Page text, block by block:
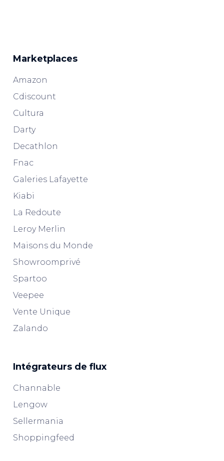
Marketplaces
Amazon
Cdiscount
Cultura
Darty
Decathlon
Fnac
Galeries Lafayette
Kiabi
La Redoute
Leroy Merlin
Maisons du Monde
Showroomprivé
Spartoo
Veepee
Vente Unique
Zalando
Intégrateurs de flux
Channable
Lengow
Sellermania
Shoppingfeed